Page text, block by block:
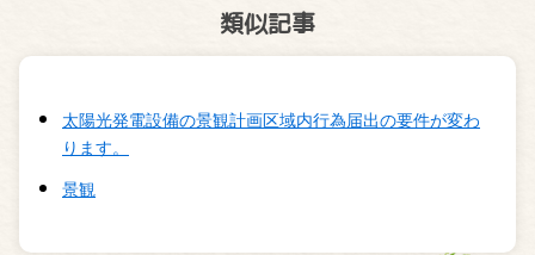
類似記事
太陽光発電設備の景観計画区域内行為届出の要件が変わ
ります。
景観